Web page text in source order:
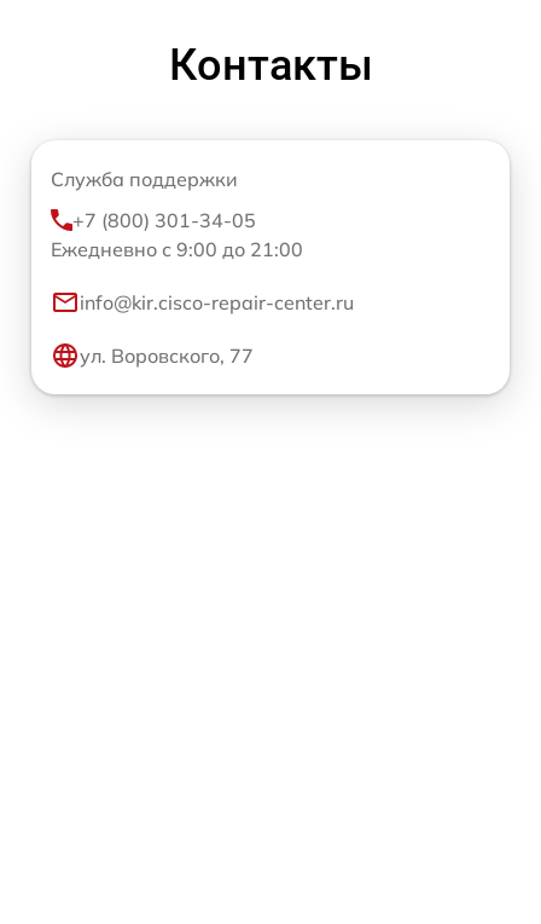
Контакты
Служба поддержки
+7 (800) 301-34-05
Ежедневно с 9:00 до 21:00
info@kir.cisco-repair-center.ru
ул. Воровского, 77